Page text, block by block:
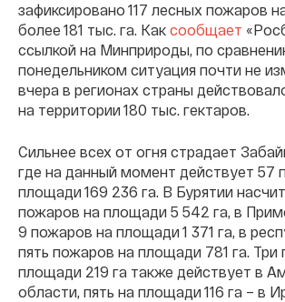
зафиксировано 117 лесных пожаров
более 181 тыс. га. Как сообщает
ссылкой на Минприроды, по
понедельником ситуация почти не
вчера в регионах страны
на территории 180 тыс. гектаров.
Сильнее всех от огня страдает
где на данный момент действует 57
площади 169 236 га. В Бурятии
пожаров на площади 5 542 га, в
9 пожаров на площади 1 371 га, в
пять пожаров на площади 781 га. Три
площади 219 га также действует в
области, пять на площади 116 га – в